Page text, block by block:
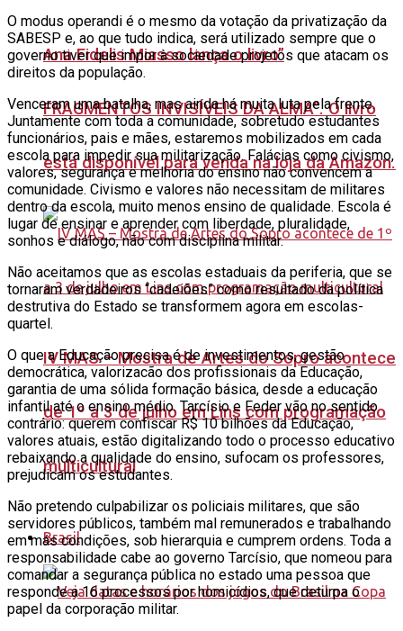
Ana Fidelis Miasso lança o livro”
FRAGMENTOS INVISÍVEIS DA ALMA”. O livro
está disponível para venda na loja da Amazon.
IV MAS – Mostra de Artes do Sopro acontece
de 1º a 3 de julho em Lins com programação
multicultural
Brasil
O modus operandi é o mesmo da votação da privatização da
SABESP e, ao que tudo indica, será utilizado sempre que o
governo tiver que impor à sociedade projetos que atacam os
direitos da população.
Venceram uma batalha, mas ainda há muita luta pela frente.
Juntamente com toda a comunidade, sobretudo estudantes
funcionários, pais e mães, estaremos mobilizados em cada
escola para impedir sua militarização. Falácias como civismo,
valores, segurança e melhoria do ensino não convencem a
comunidade. Civismo e valores não necessitam de militares
dentro da escola, muito menos ensino de qualidade. Escola é
lugar de ensinar e aprender com liberdade, pluralidade,
sonhos e diálogo, não com disciplina militar.
Não aceitamos que as escolas estaduais da periferia, que se
tornaram verdadeiros “cadeiões” como resultado da política
destrutiva do Estado se transformem agora em escolas-
quartel.
O que a Educação precisa é de investimentos, gestão
democrática, valorizacão dos profissionais da Educação,
garantia de uma sólida formação básica, desde a educação
infantil até o ensino médio. Tarcísio e Feder vão no sentido
contrário: querem confiscar R$ 10 bilhões da Educação,
valores atuais, estão digitalizando todo o processo educativo
rebaixando a qualidade do ensino, sufocam os professores,
prejudicam os estudantes.
Não pretendo culpabilizar os policiais militares, que são
servidores públicos, também mal remunerados e trabalhando
em más condições, sob hierarquia e cumprem ordens. Toda a
responsabilidade cabe ao governo Tarcísio, que nomeou para
comandar a segurança pública no estado uma pessoa que
responde a 16 processos por homicídios, que deturpa o
papel da corporação militar.